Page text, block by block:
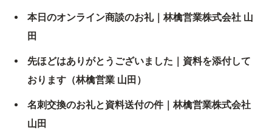
本日のオンライン商談のお礼｜林檎営業株式会社 山
田
先ほどはありがとうございました｜資料を添付して
おります（林檎営業 山田）
名刺交換のお礼と資料送付の件｜林檎営業株式会社
山田